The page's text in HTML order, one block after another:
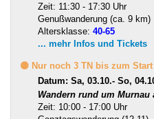
Zeit: 11:30 - 17:30 Uhr
Genußwanderung (ca. 9 km)
Altersklasse: 40-65
... mehr Infos und Tickets
🟡 Nur noch 3 TN bis zum Start
Datum: Sa, 03.10.- So,
Wandern rund um Murnau
Zeit: 10:00 - 17:00 Uhr